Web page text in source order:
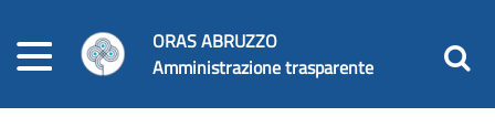
ORAS ABRUZZO
Amministrazione trasparente